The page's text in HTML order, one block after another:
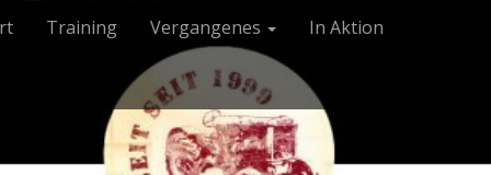
Training Vergangenes In Aktion